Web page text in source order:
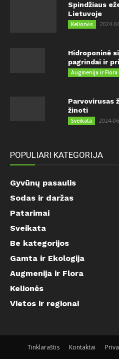
Spindžiaus
Lietuvoje
Kelionės 2024-
Hidroponinė
pagrindai ir
Augmenija ir Flora
Parvovirusas
žinoti
Sveikata 2024-
POPULIARI KATEGORIJA
Gyvūnų pasaulis
Sodas ir daržas
Patarimai
Sveikata
Be kategorijos
Gamta ir Ekologija
Augmenija ir Flora
Kelionės
Vietos ir regionai
Tinklaraštis Kontaktai